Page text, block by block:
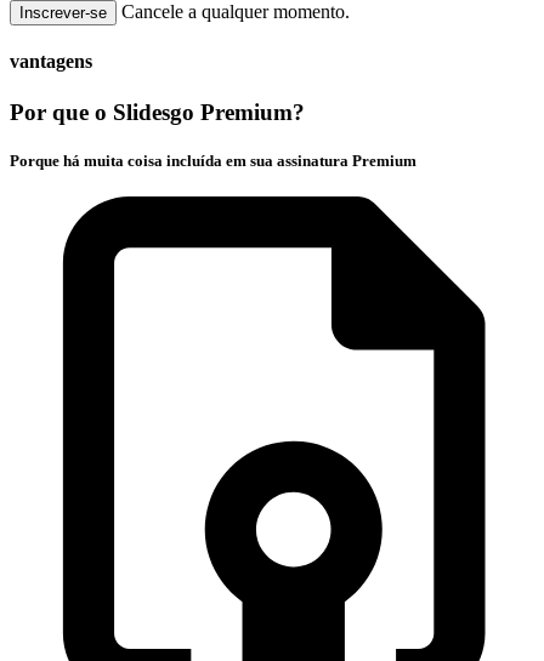
Inscrever-se Cancele a qualquer momento.
vantagens
Por que o Slidesgo Premium?
Porque há muita coisa incluída em sua assinatura Premium